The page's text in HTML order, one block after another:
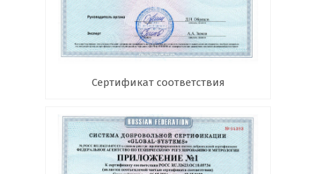
Сертификат соответствия